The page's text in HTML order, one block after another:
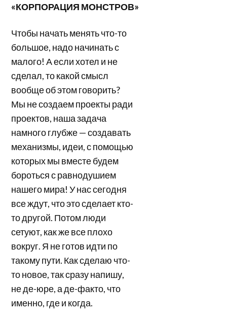
«КОРПОРАЦИЯ МОНСТРОВ»
Чтобы начать менять что-то
большое, надо начинать с
малого! А если хотел и не
сделал, то какой смысл
вообще об этом говорить?
Мы не создаем проекты ради
проектов, наша задача
намного глубже — создавать
механизмы, идеи, с помощью
которых мы вместе будем
бороться с равнодушием
нашего мира! У нас сегодня
все ждут, что это сделает кто-
то другой. Потом люди
сетуют, как же все плохо
вокруг. Я не готов идти по
такому пути. Как сделаю что-
то новое, так сразу напишу,
не де-юре, а де-факто, что
именно, где и когда.